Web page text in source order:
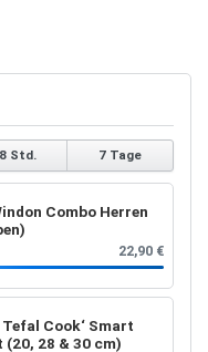
Std. 7 Tage
Combo Herren
22,90 €
Cook‘ Smart
28 & 30 cm)